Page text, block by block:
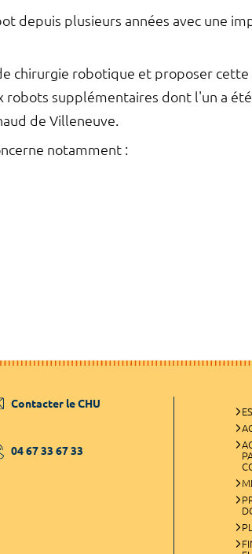
depuis plusieurs années avec une
chirurgie robotique et proposer cette
robots supplémentaires dont l'un a
de Villeneuve.
notamment :
Contacter le CHU
04 67 33 67 33